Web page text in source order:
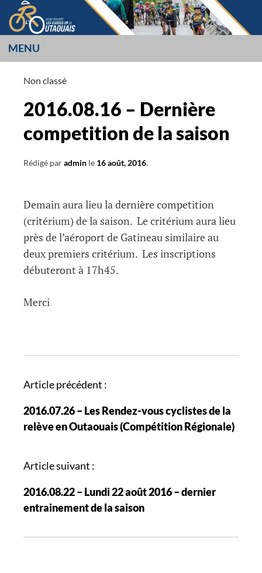
Aller
au
contenu
LES CUISSES OR
L’OUTAOUAIS
MENU
Non classé
2016.08.16 – Dernière
competition de la saison
Rédigé paradmin le 16 août, 2016.
Demain aura lieu la dernière competition
(critérium) de la saison. Le critérium aura lieu
près de l’aéroport de Gatineau similaire au
deux premiers critérium. Les inscriptions
débuteront à 17h45.
Merci
N
v
i
a
i
o
d
Article précédent :
2016.07.26 – Les Rendez-vous cyclistes de la
relève en Outaouais (Compétition Régionale)
Article suivant :
2016.08.22 – Lundi 22 août 2016 – dernier
entrainement de la saison